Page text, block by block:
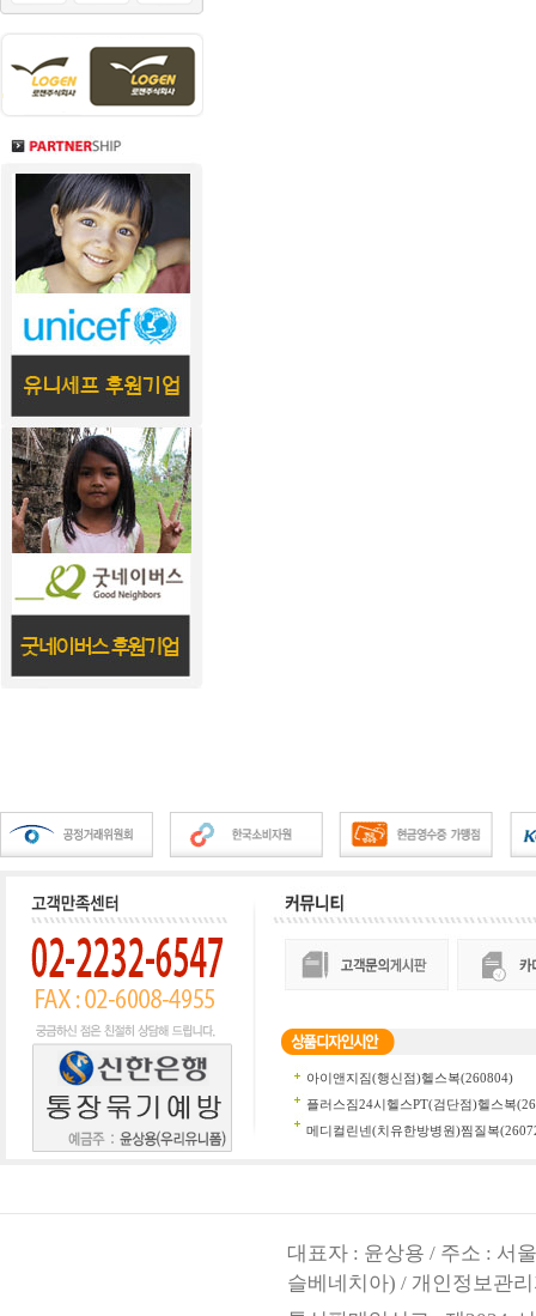
대표자 : 윤상용 / 주소 : 서
슬베네치아) / 개인정보관